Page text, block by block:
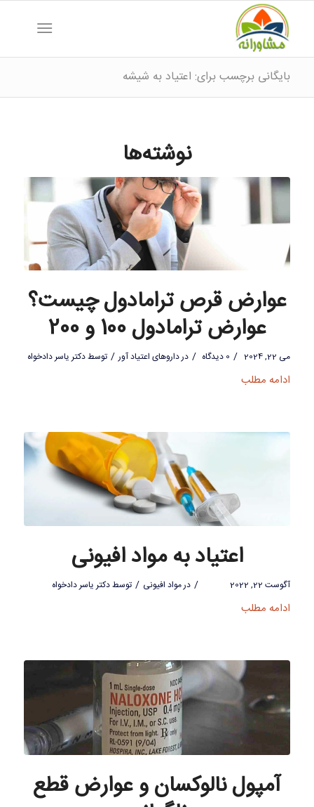
بایگانی برچسب برای: اعتیاد به شیشه
نوشته‌ها
عوارض قرص ترامادول چیست؟
عوارض ترامادول 100 و 200
می 22, 2024 / 0 دیدگاه / درداروهای اعتیاد آور / توسطدکتر یاسر دادخواه
ادامه مطلب
اعتیاد به مواد افیونی
آگوست 22, 2022 / درمواد افیونی / توسطدکتر یاسر دادخواه
ادامه مطلب
آمپول نالوکسان و عوارض قطع